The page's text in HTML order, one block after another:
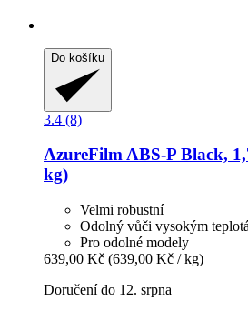
Do košíku
3.4 (8)
AzureFilmABS-​P Black,
kg)
Velmi robustní
Odolný vůči vysokým
Pro odolné modely
639,00 Kč (639,00 Kč / kg)
Doručení do 12. srpna